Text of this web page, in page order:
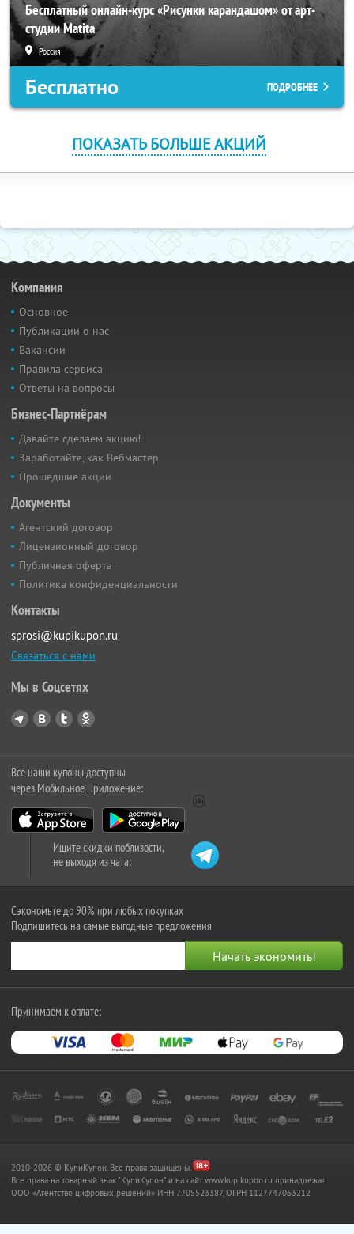
Бесплатный онлайн-курс «Рисунки карандашом» от арт-
студии Matita
Россия
Бесплатно ПОДРОБНЕЕ
ПОКАЗАТЬ БОЛЬШЕ АКЦИЙ
Компания
Основное
Публикации о нас
Вакансии
Правила сервиса
Ответы на вопросы
Бизнес-Партнёрам
Давайте сделаем акцию!
Заработайте, как Вебмастер
Прошедшие акции
Документы
Агентский договор
Лицензионный договор
Публичная оферта
Политика конфиденциальности
Контакты
sprosi@kupikupon.ru
Связаться с нами
Мы в Соцсетях
Все наши купоны доступны
через Мобильное Приложение:
Ищите скидки поблизости,
не выходя из чата:
Сэкономьте до 90% при любых покупках
Подпишитесь на самые выгодные предложения
Принимаем к оплате:
2010-2026 © КупиКупон. Все права защищены.
Все права на товарный знак "КупиКупон" и на сайт www.kupikupon.ru принадлежат
OOO «Агентство цифровых решений» ИНН 7705523387, ОГРН 1127747063212